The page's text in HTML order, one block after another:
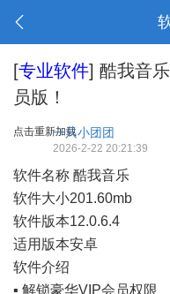
[专业软件] 酷我音
员版！
点击重新加载一只小团团
2026-2-22 20:21:39
软件名称 酷我音乐
软件大小201.60mb
软件版本12.0.6.4
适用版本安卓
软件介绍
▪️ 解锁豪华VIP会员权限